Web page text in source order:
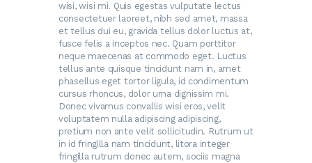
wisi, wisi mi. Quis egestas vulputate lectus
consectetuer laoreet, nibh sed amet, massa
et tellus dui eu, gravida tellus dolor luctus at,
fusce felis a inceptos nec. Quam porttitor
neque maecenas at commodo eget. Luctus
tellus ante quisque tincidunt nam in, amet
phasellus eget tortor ligula, id condimentum
cursus rhoncus, dolor urna dignissim mi.
Donec vivamus convallis wisi eros, velit
voluptatem nulla adipiscing adipiscing,
pretium non ante velit sollicitudin. Rutrum ut
in id fringilla nam tincidunt, litora integer
fringilla rutrum donec autem, sociis magna